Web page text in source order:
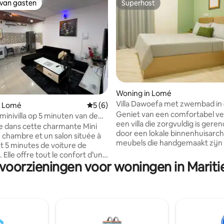
van 4,7 op 5, 10 recensies
gasten
gasten
Lomé Gemiddelde beoordeling van 5 op 5, 6
5 (6)
op 5 minuten van de
dans cette charmante Mini
chambre et un salon située à
5 minutes de voiture de
Elle offre tout le confort d’un
moderne et apaisant. La
chambre
Superhost
Superhost
Woning in Lomé
Villa Dawoefa met zwembad
van CETEF-Togo 2000
Geniet van een comfortabel
een villa die zorgvuldig is
door een lokale
meubels die handgemaakt
voor een solo-verblijf, een duo
zakenreis, dit huis is de
luchthaven en biedt rust,
ontspanning: privézwembad,
voor woningen in